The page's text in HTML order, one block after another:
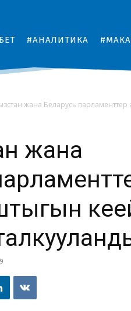
#АНАЛИТИКА
жана Беларусь парламенттер
жана